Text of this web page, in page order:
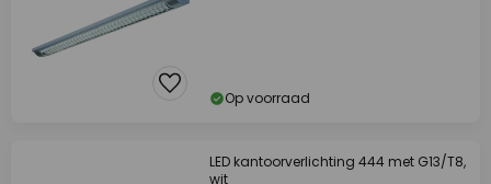
Op voorraad
LED kantoorverlichting 444 met G13/T8,
wit